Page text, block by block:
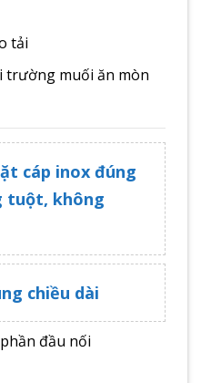
tải
trường muối ăn mòn
cáp inox đúng
tuột, không
chiều dài
đầu nối